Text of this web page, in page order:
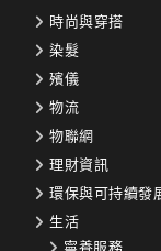
時尚與穿搭
染髮
殯儀
物流
物聯網
理財資訊
環保與可持續發
生活